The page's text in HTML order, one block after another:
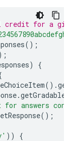
credit for a
();
)
{
().
.
answers
();
))
{